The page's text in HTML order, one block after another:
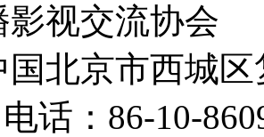
影视交流协会
北京市西城
话：86-10-